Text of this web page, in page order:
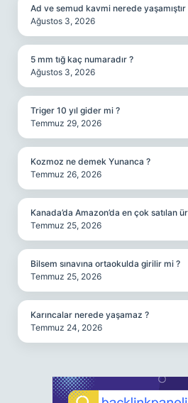
Ad ve semud kavmi nerede yaşamıştır
Ağustos 3, 2026
5 mm tığ kaç numaradır ?
Ağustos 3, 2026
Triger 10 yıl gider mi ?
Temmuz 29, 2026
Kozmoz ne demek Yunanca ?
Temmuz 26, 2026
Kanada’da Amazon’da en çok satılan
Temmuz 25, 2026
Bilsem sınavına ortaokulda girilir mi ?
Temmuz 25, 2026
Karıncalar nerede yaşamaz ?
Temmuz 24, 2026